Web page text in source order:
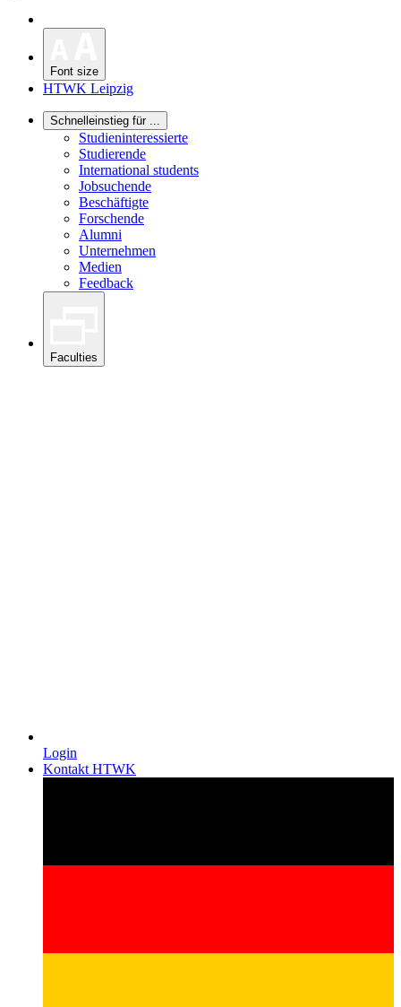
Font size
HTWK Leipzig
Schnelleinstieg für ...
Studieninteressierte
Studierende
International students
Jobsuchende
Beschäftigte
Forschende
Alumni
Unternehmen
Medien
Feedback
Faculties
Login
Kontakt HTWK